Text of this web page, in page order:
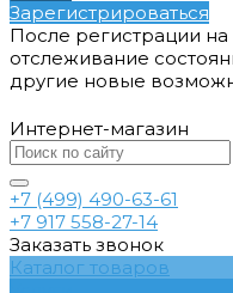
Зарегистрироваться
После регистрации на
отслеживание
другие новые
Интернет-магазин
+7 (499) 490-63-61
+7 917 558-27-14
Заказать звонок
Каталог товаров